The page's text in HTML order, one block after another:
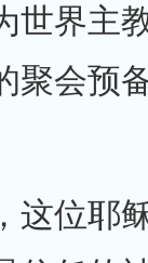
世界主
聚会预
这位耶